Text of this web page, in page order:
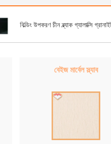
বিল্ডিং উপকরণ চীন ব্ল্যাক গ্যালাক্সি
বেইজ মার্বেল স্ল্যাব